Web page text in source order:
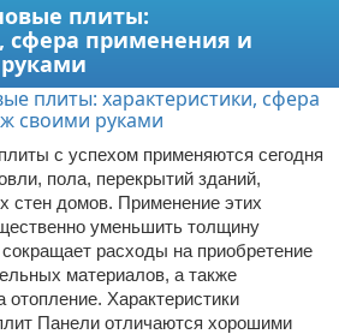
плиты:
сфера применения и
с успехом применяются сегодня
пола, перекрытий зданий,
стен домов. Применение этих
уменьшить толщину
расходы на приобретение
материалов, а также
Характеристики
Панели отличаются хорошими